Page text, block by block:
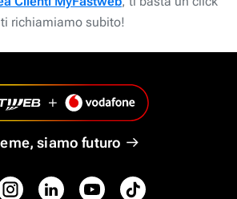
richiamiamo subito!
siamo futuro